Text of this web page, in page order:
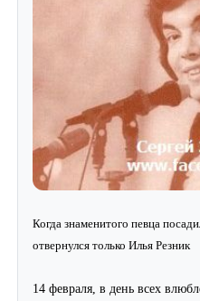
Когда знаменитого певца
отвернулся только Илья Резник
14 февраля, в день всех